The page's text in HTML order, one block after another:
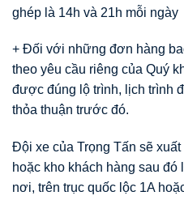
ghép là 14h và 21h mỗi ngày
+ Đối với những đơn hàng
theo yêu cầu riêng của Quý
được đúng lộ trình, lịch trình
thỏa thuận trước đó.
Đội xe của Trọng Tấn sẽ
hoặc kho khách hàng sau đó
nơi, trên trục quốc lộc 1A